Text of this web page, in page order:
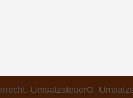
UmsatzsteuerG,